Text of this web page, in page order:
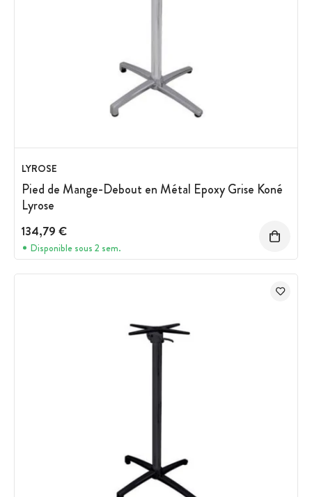
LYROSE
Pied de Mange-Debout en Métal Epoxy Grise Koné
Lyrose
134,79 €
Disponible sous 2 sem.